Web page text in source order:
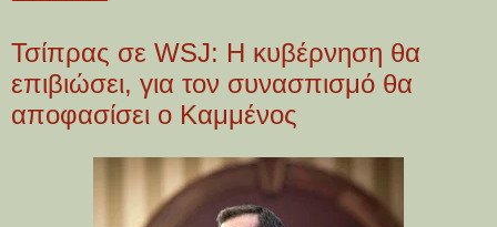
Τσίπρας σε WSJ: Η κυβέρνηση θα
επιβιώσει, για τον συνασπισμό θα
αποφασίσει ο Καμμένος